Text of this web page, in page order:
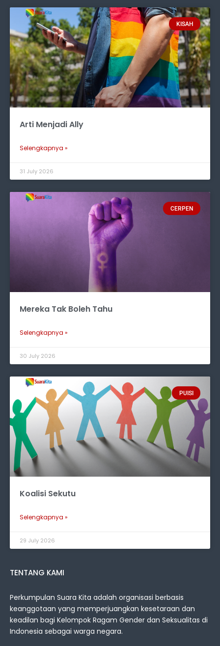
KISAH
Arti Menjadi Ally
Selengkapnya »
31 July 2026
CERPEN
Mereka Tak Boleh Tahu
Selengkapnya »
30 July 2026
PUISI
Koalisi Sekutu
Selengkapnya »
29 July 2026
TENTANG KAMI
Perkumpulan Suara Kita adalah organisasi berbasis
keanggotaan yang memperjuangkan kesetaraan dan
keadilan bagi Kelompok Ragam Gender dan Seksualitas di
Indonesia sebagai warga negara.